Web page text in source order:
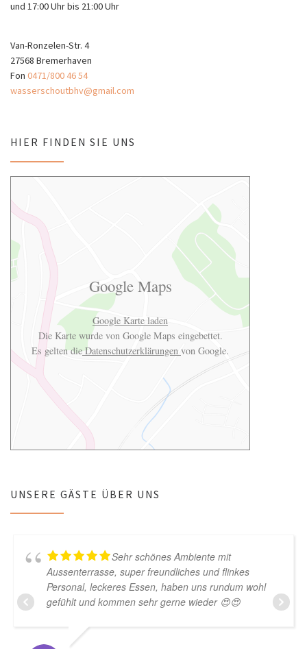
und 17:00 Uhr bis 21:00 Uhr
Van-Ronzelen-Str. 4
27568 Bremerhaven
Fon 0471/800 46 54
wasserschoutbhv@gmail.com
HIER FINDEN SIE UNS
Google Maps
Google Karte laden
Die Karte wurde von Google Maps eingebettet.
Es gelten dieDatenschutzerklärungen von Google.
UNSERE GÄSTE ÜBER UNS
Sehr schönes Ambiente mit
Aussenterrasse, super freundliches und flinkes
Personal, leckeres Essen, haben uns rundum wohl
gefühlt und kommen sehr gerne wieder 😍😍